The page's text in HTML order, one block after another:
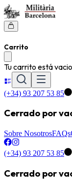
Carrito
Tu carrito está vacio
(+34) 93 207 53 85
Cerrado por
Sobre NosotrosFAQs
(+34) 93 207 53 85
Cerrado por